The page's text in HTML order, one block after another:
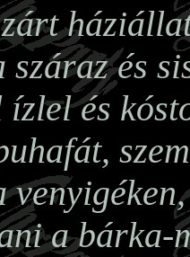
száraz és
ízlel és
venyigéken,
a bárka-